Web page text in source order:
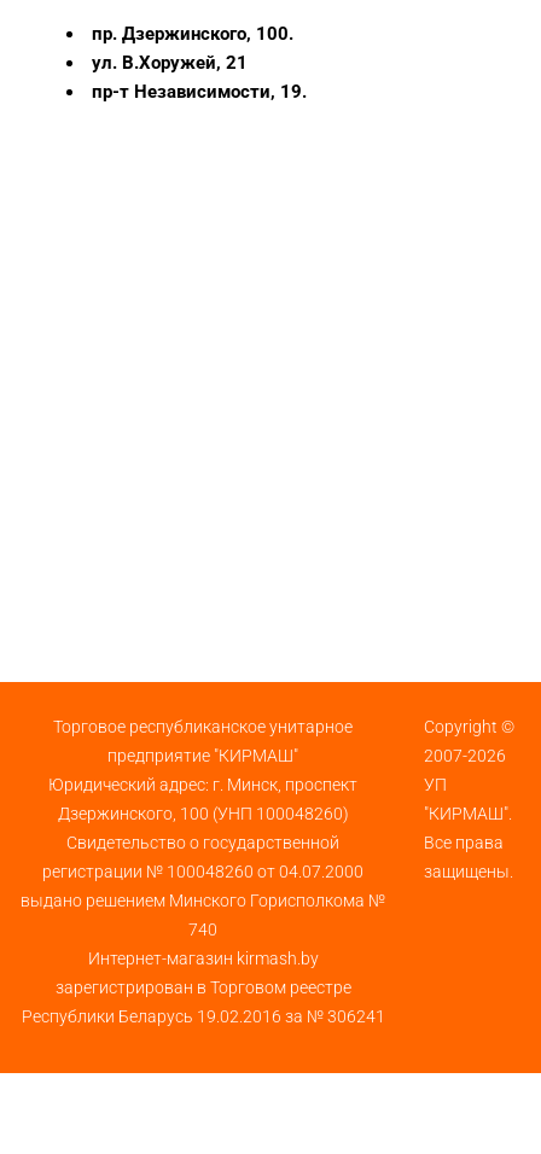
пр. Дзержинского, 100.
ул. В.Хоружей, 21
пр-т Независимости, 19.
Торговое республиканское унитарное
предприятие "КИРМАШ"
Юридический адрес: г. Минск, проспект
Дзержинского, 100 (УНП 100048260)
Свидетельство о государственной
регистрации № 100048260 от 04.07.2000
выдано решением Минского Горисполкома №
740
Интернет-магазин kirmash.by
зарегистрирован в Торговом реестре
Республики Беларусь 19.02.2016 за № 306241
Copyright ©
2007-2026
УП
"КИРМАШ".
Все права
защищены.